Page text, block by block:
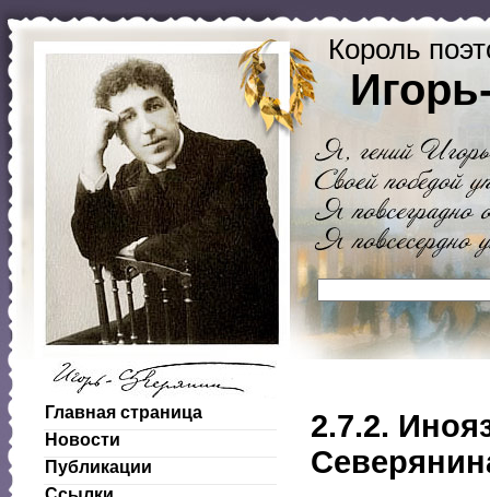
Король
Главная страница
Новости
Публикации
2.7.2.